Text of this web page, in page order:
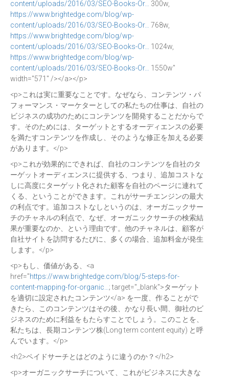
content/uploads/2016/03/SEO-Books-Or…
300w,
https://www.brightedge.com/blog/wp-
content/uploads/2016/03/SEO-Books-Or…
768w,
https://www.brightedge.com/blog/wp-
content/uploads/2016/03/SEO-Books-Or…
1024w,
https://www.brightedge.com/blog/wp-
content/uploads/2016/03/SEO-Books-Or…
1550w"
width="571" /></a></p>
<p>これは実に重要なことです。なぜなら、コンテンツ・パ
フォーマンス・マーケターとしての私たちの仕事は、自社の
ビジネスの成功のためにコンテンツを開発することだからで
す。そのためには、ターゲットとするオーディエンスの必要
を満たすコンテンツを作成し、そのような修正を加える必要
があります。</p>
<p>これが効果的にできれば、自社のコンテンツを自社のタ
ーゲットオーディエンスに提供する、つまり、追加コストな
しに高度にターゲット化された顧客を自社のページに連れて
くる、ということができます。これがサーチエンジンの最大
の利点です。追加コストなしというのは、オーガニックサー
チのチャネルの利点で、なぜ、オーガニックサーチの検索結
果が重要なのか、という理由です。他のチャネルは、顧客が
自社サイトを訪問するたびに、多くの場合、追加料金が発生
します。</p>
<p>もし、価値がある、<a
href="https://www.brightedge.com/blog/5-steps-for-
content-mapping-for-organic… ; target="_blank">ターゲット
を適切に設定されたコンテンツ</a> を一度、作ることがで
きたら、このコンテンツはその後、かなり長い間、御社のビ
ジネスのために利益をもたらすことでしょう。このことを、
私たちは、長期コンテンツ株(Long term content equity) と呼
んでいます。</p>
<h2>ペイドサーチとはどのように違うのか？</h2>
<p>オーガニックサーチについて、これがビジネスに大きな